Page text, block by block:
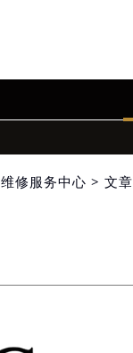
修服务中心 > 文章